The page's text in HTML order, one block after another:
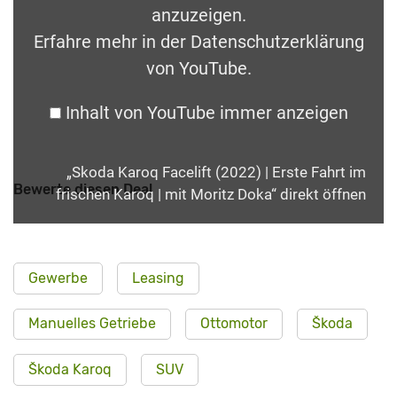
anzuzeigen.
Erfahre mehr in der Datenschutzerklärung
von YouTube.
Inhalt von YouTube immer anzeigen
„Skoda Karoq Facelift (2022) | Erste Fahrt im
frischen Karoq | mit Moritz Doka“ direkt öffnen
Bewerte diesen Deal
Gewerbe Leasing
Manuelles Getriebe Ottomotor Škoda
Škoda Karoq SUV